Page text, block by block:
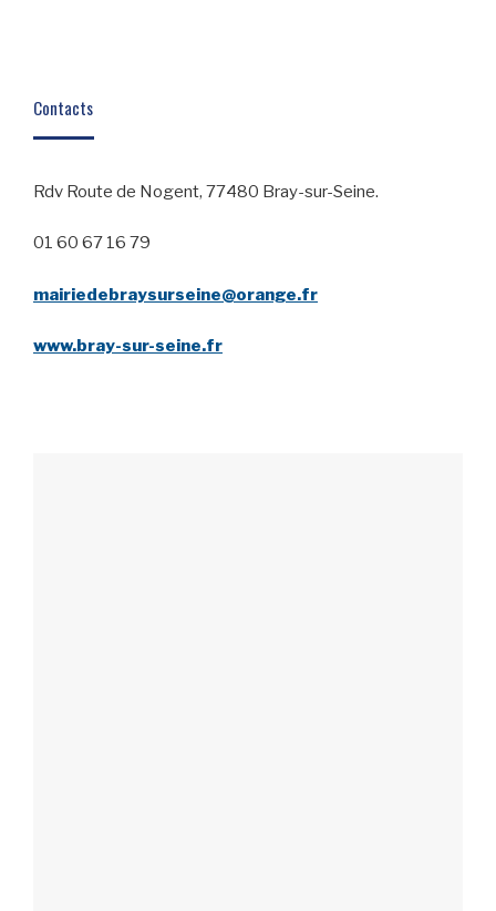
Contacts
Rdv Route de Nogent, 77480 Bray-sur-Seine.
01 60 67 16 79
mairiedebraysurseine@orange.fr
www.bray-sur-seine.fr